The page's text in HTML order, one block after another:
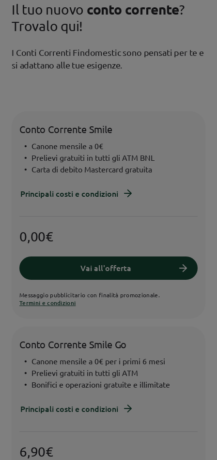
Il tuo nuovo conto corrente?
Trovalo qui!
I Conti Correnti Findomestic sono pensati per te e
si adattano alle tue esigenze.
Conto Corrente Smile
Canone mensile a 0€
Prelievi gratuiti in tutti gli ATM BNL
Carta di debito Mastercard gratuita
Principali costi e condizioni
0,00€
Vai all'offerta
Messaggio pubblicitario con finalità promozionale.
Termini e condizioni
Conto Corrente Smile Go
Canone mensile a 0€ per i primi 6 mesi
Prelievi gratuiti in tutti gli ATM
Bonifici e operazioni gratuite e illimitate
Principali costi e condizioni
6,90€